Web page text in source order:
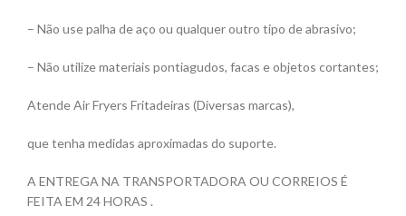
– Não use palha de aço ou qualquer outro tipo de abrasivo;
– Não utilize materiais pontiagudos, facas e objetos cortantes;
Atende Air Fryers Fritadeiras (Diversas marcas),
que tenha medidas aproximadas do suporte.
A ENTREGA NA TRANSPORTADORA OU CORREIOS É
FEITA EM 24 HORAS .